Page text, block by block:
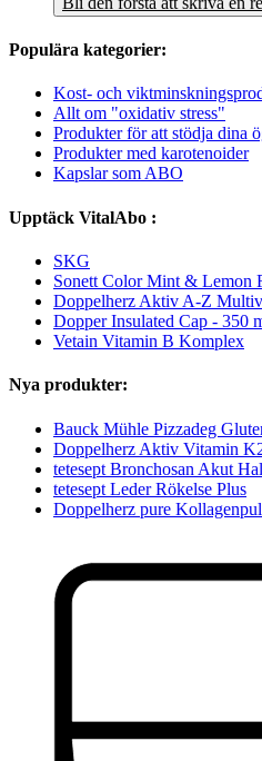
Populära kategorier:
Kost- och
Allt om "oxidativ stress"
Produkter för att stödja dina
Produkter med karotenoider
Kapslar som ABO
Upptäck VitalAbo :
SKG
Sonett Color Mint & Lemon
Doppelherz Aktiv A-Z
Dopper Insulated Cap - 350
Vetain Vitamin B Komplex
Nya produkter:
Bauck Mühle Pizzadeg
Doppelherz Aktiv Vitamin
tetesept Bronchosan Akut
tetesept Leder Rökelse Plus
Doppelherz pure